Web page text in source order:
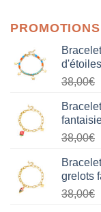
PROMOTIONS
38,00€
38,00€
grelots
38,00€